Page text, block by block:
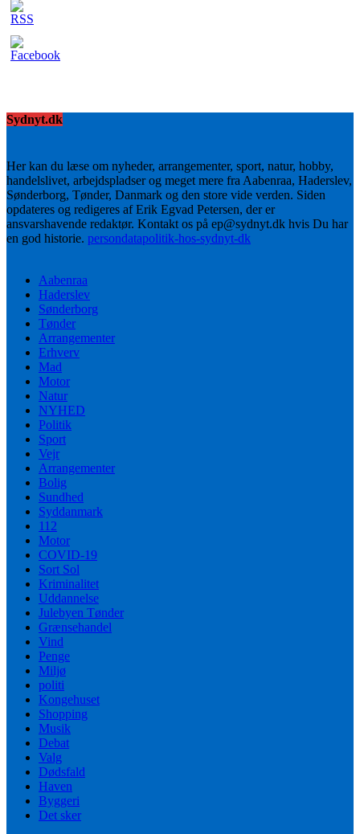
Sydnyt.dk
Her kan du læse om nyheder, arrangementer, sport, natur, hobby,
handelslivet, arbejdspladser og meget mere fra Aabenraa, Haderslev,
Sønderborg, Tønder, Danmark og den store vide verden. Siden
opdateres og redigeres af Erik Egvad Petersen, der er
ansvarshavende redaktør. Kontakt os på ep@sydnyt.dk hvis Du har
en god historie. persondatapolitik-hos-sydnyt-dk
Aabenraa
Haderslev
Sønderborg
Tønder
Arrangementer
Erhverv
Mad
Motor
Natur
NYHED
Politik
Sport
Vejr
Arrangementer
Bolig
Sundhed
Syddanmark
112
Motor
COVID-19
Sort Sol
Kriminalitet
Uddannelse
Julebyen Tønder
Grænsehandel
Vind
Penge
Miljø
politi
Kongehuset
Shopping
Musik
Debat
Valg
Dødsfald
Haven
Byggeri
Det sker